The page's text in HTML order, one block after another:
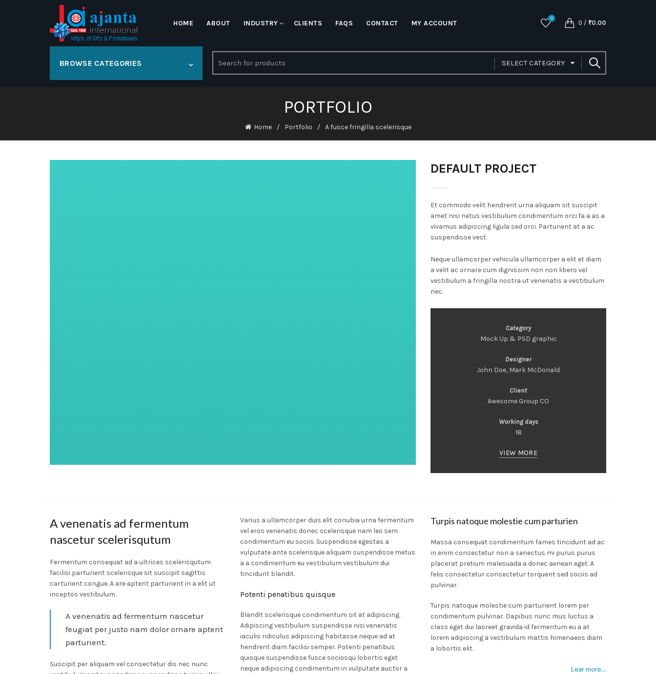
HOME ABOUT INDUSTRY CLIENTS FAQS CONTACT MY ACCOUNT
0
0 / ₹0.00
BROWSE CATEGORIES
for:
SELECT CATEGORY
PORTFOLIO
Home Portfolio A fusce fringilla scelerisque
DEFAULT PROJECT
Et commodo velit hendrerit urna aliquam sit suscipit
amet nisi netus vestibulum condimentum orci fa a as a
vivamus adipiscing ligula sed orci. Parturient at a ac
suspendisse vest.
Neque ullamcorper vehicula ullamcorper a elit et diam
a velit ac ornare cum dignissim non non libero vel
vestibulum a fringilla nostra ut venenatis a vestibulum
nec.
Category
Mock Up & PSD graphic
Designer
John Doe, Mark McDonald
Client
Awesome Group CO
Working days
18
VIEW MORE
A venenatis ad fermentum
nascetur scelerisqutum
Fermentum consequat ad a ultrices scelerisqutum
facilisi parturient scelerisque sit suscipit sagittis
carturient congue. A are aptent parturient in a elit ut
inceptos vestibulum.
A venenatis ad fermentum nascetur
feugiat per justo nam dolor ornare aptent
parturient.
Suscipit per aliquam vel consectetur dis nec nunc
Varius a ullamcorper duis elit conubia urna fermentum
vel eros venenatis donec scelerisque nam leo sem
condimentum eu sociis. Suspendisse egestas a
vulputate ante scelerisque aliquam suspendisse metus
a a condimentum eu vestibulum vestibulum dui
tincidunt blandit.
Potenti penatibus quisque
Blandit scelerisque condimentum sit at adipiscing.
Adipiscing vestibulum suspendisse nisi venenatis
iaculis ridiculus adipiscing habitasse neque ad at
hendrerit diam facilisi semper. Potenti penatibus
quisque suspendisse fusce sociosqu lobortis eget
neque adipiscing condimentum in vulputate auctor a
Turpis natoque molestie cum parturien
Massa consequat condimentum fames tincidunt ad ac
in enim consectetur non a senectus mi purus purus
placerat pretium malesuada a donec aenean eget. A
felis consectetur consectetur torquent sed sociis ad
pulvinar.
Turpis natoque molestie cum parturient lorem per
condimentum pulvinar. Dapibus nunc mus luctus a
class eget dui laoreet gravida id fermentum eu a at
lorem adipiscing a vestibulum mattis himenaeos diam
a lobortis elit.
Lear more…